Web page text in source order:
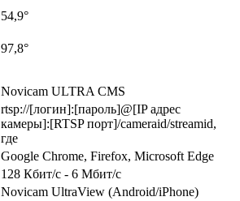
54,9°
97,8°
Novicam ULTRA CMS
rtsp://[логин]:[пароль]@[IP адрес
камеры]:[RTSP порт]/cameraid/streamid,
где
Google Chrome, Firefox, Microsoft Edge
128 Кбит/с - 6 Мбит/с
Novicam UltraView (Android/iPhone)